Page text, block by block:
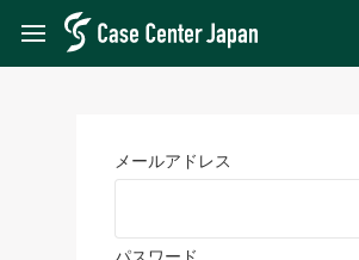
メールアドレス